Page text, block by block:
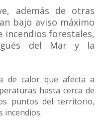
además de otras
bajo aviso máximo
incendios forestales,
del Mar y la
de calor que afecta a
hasta cerca de
puntos del territorio,
incendios.